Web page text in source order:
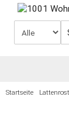
Startseite